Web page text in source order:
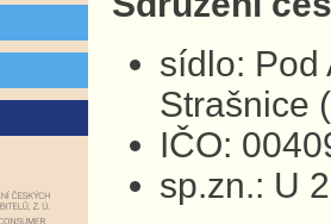
sídlo: Pod
Strašnice
IČO:
sp.zn.: U